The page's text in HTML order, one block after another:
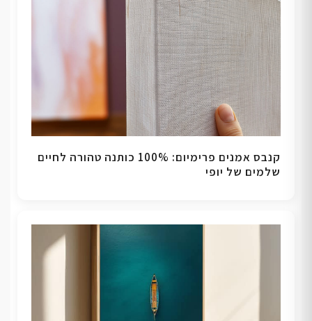
קנבס אמנים פרימיום: 100% כותנה טהורה לחיים
שלמים של יופי